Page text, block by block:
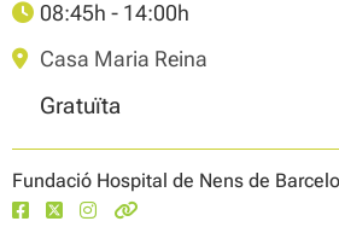
08:45h - 14:00h
Casa Maria Reina
Gratuïta
Fundació Hospital de Nens de